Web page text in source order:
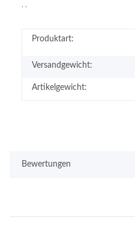
Produktart:
Versandgewicht:
Artikelgewicht:
Bewertungen